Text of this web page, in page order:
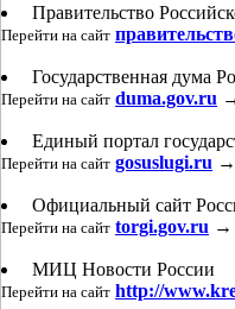
Правительство
Перейти на сайт
Государственная дума
Перейти на сайт duma.gov.ru
Единый портал
Перейти на сайт gosuslugi.ru →
Официальный сайт
Перейти на сайт torgi.gov.ru →
МИЦ Новости России
Перейти на сайт http://